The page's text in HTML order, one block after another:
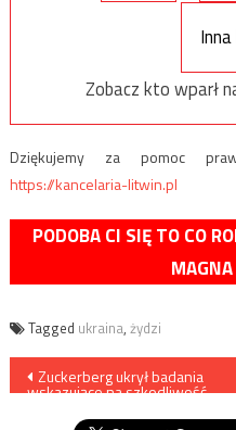
Zobacz kto wparł
Dziękujemy za pomoc
https://kancelaria-litwin.pl
PODOBA CI SIĘ TO CO
Tagged ukraina, żydzi
Nawigacja
wpisu
Zuckerberg ukrył badania
wskazujące na szkodliwość